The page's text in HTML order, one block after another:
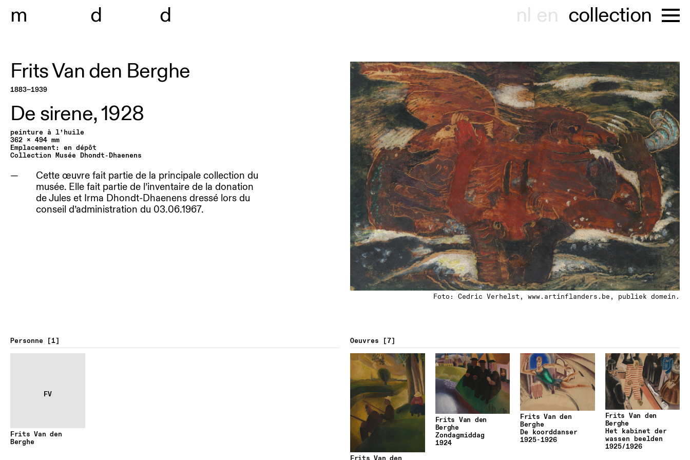
m d d nl en collection
Frits Van den Berghe
1883—1939
De sirene,1928
peinture à l’huile
362 x 494 mm
Emplacement: en dépôt
Collection Musée Dhondt-Dhaenens
Cette œuvre fait partie de la principale collection du
musée. Elle fait partie de l’inventaire de la donation
de Jules et Irma Dhondt-Dhaenens dressé lors du
conseil d’administration du 03.06.1967.
Foto: Cedric Verhelst, www.artinflanders.be, publiek domein.
Personne 1
FV
Frits Van den
Berghe
Oeuvres 7
Frits Van den
Berghe
Zondagmiddag
1924
Frits Van den
Berghe
De koorddanser
1925-1926
Frits Van den
Berghe
Het kabinet der
wassen beelden
1925/1926